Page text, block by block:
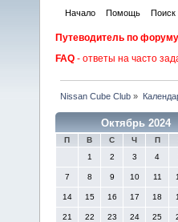
Начало Помощь Поиск
Путеводитель по форуму
FAQ - ответы на часто
Nissan Cube Club »
Октябрь 2024
П В С Ч П
1
2 3 4
7 8 9 10 11
14 15 16 17 18
21 22 23 24 25